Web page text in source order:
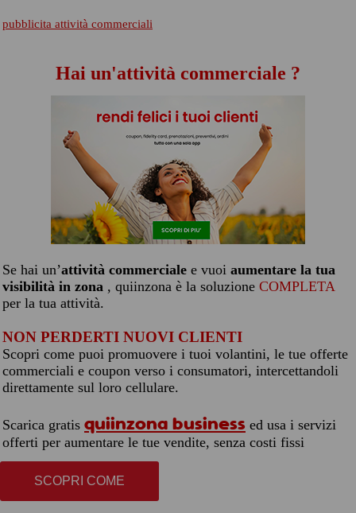
pubblicita attività commerciali
Hai un'attività commerciale ?
Se hai un’attività commerciale e vuoi aumentare la tua
visibilità in zona , quiinzona è la soluzione COMPLETA
per la tua attività.
NON PERDERTI NUOVI CLIENTI
Scopri come puoi promuovere i tuoi volantini, le tue offerte
commerciali e coupon verso i consumatori, intercettandoli
direttamente sul loro cellulare.
Scarica gratis quiinzona business ed usa i servizi
offerti per aumentare le tue vendite, senza costi fissi
SCOPRI COME